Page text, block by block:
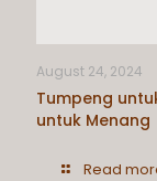
August 24, 2024
Tumpeng
untuk Menang
Read